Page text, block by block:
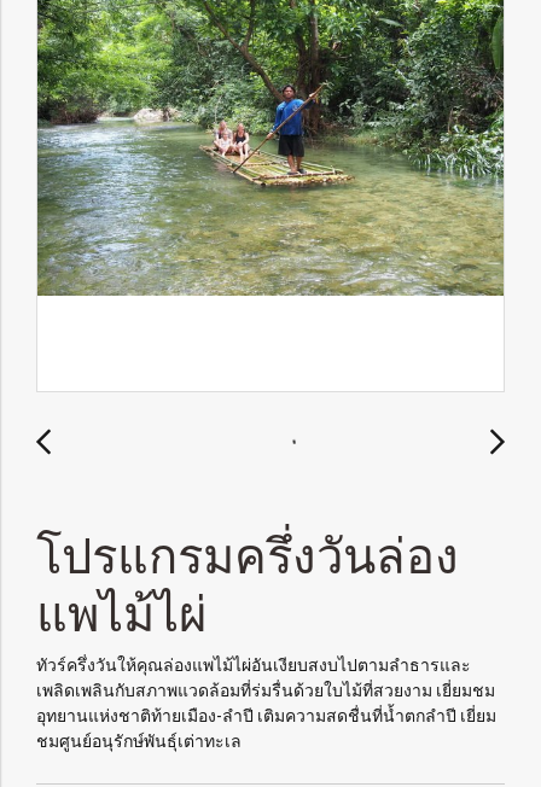
โปรแกรมครึ่งวันล่อง
แพไม้ไผ่
ทัวร์ครึ่งวันให้คุณล่องแพไม้ไผ่อันเงียบสงบไปตามลำธารและ
เพลิดเพลินกับสภาพแวดล้อมที่ร่มรื่นด้วยใบไม้ที่สวยงาม เยี่ยมชม
อุทยานแห่งชาติท้ายเมือง-ลำปี เติมความสดชื่นที่น้ำตกลำปี เยี่ยม
ชมศูนย์อนุรักษ์พันธุ์เต่าทะเล